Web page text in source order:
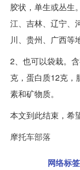
胶状，单生或丛生
江、吉林、辽宁、
川、贵州、广西等
2、也可以袋栽。
克，蛋白质12克，
素和矿物质。
本文到此结束，希
摩托车部落
网络标签